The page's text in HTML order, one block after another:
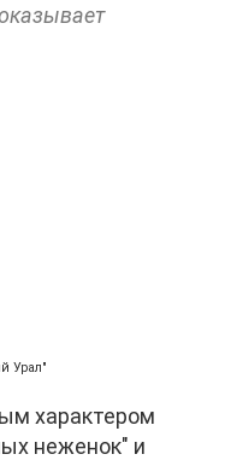
Урал"
характером
неженок" и